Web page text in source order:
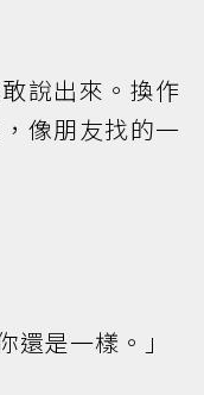
說出來。換作
像朋友找的一
還是一樣。」